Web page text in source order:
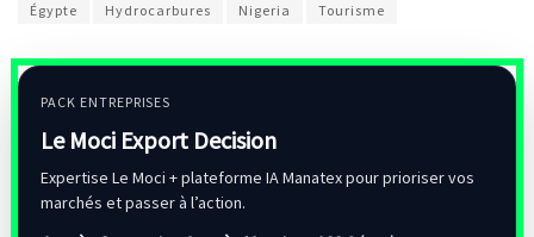
Égypte
Hydrocarbures Nigeria Tourisme
PACK ENTREPRISES
Le Moci Export Decision
Expertise Le Moci + plateforme IA Manatex pour prioriser vos
marchés et passer à l’action.